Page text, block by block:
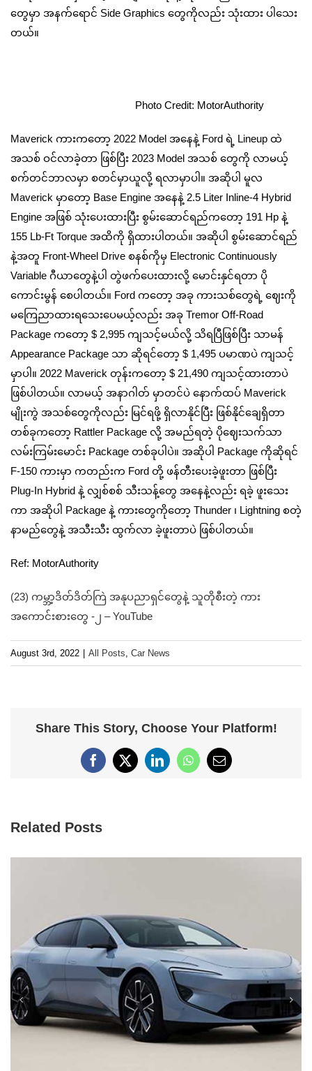
တွေမှာ အနက်ရောင် Side Graphics တွေကိုလည်း သုံးထား ပါသေး
တယ်။
Photo Credit: MotorAuthority
Maverick ကားကတော့ 2022 Model အနေနဲ့ Ford ရဲ့ Lineup ထဲ
အသစ် ဝင်လာခဲ့တာ ဖြစ်ပြီး 2023 Model အသစ် တွေကို လာမယ့်
စက်တင်ဘာလမှာ စတင်မှာယူလို့ ရလာမှာပါ။ အဆိုပါ မူလ
Maverick မှာတော့ Base Engine အနေနဲ့ 2.5 Liter Inline-4 Hybrid
Engine အဖြစ် သုံးပေးထားပြီး စွမ်းဆောင်ရည်ကတော့ 191 Hp နဲ့
155 Lb-Ft Torque အထိကို ရှိထားပါတယ်။ အဆိုပါ စွမ်းဆောင်ရည်
နဲ့အတူ Front-Wheel Drive စနစ်ကိုမှ Electronic Continuously
Variable ဂီယာတွေနဲ့ပါ တွဲဖက်ပေးထားလို့ မောင်းနှင်ရတာ ပို
ကောင်းမွန် စေပါတယ်။ Ford ကတော့ အခု ကားသစ်တွေရဲ့ ဈေးကို
မကြေညာထားရသေးပေမယ့်လည်း အခု Tremor Off-Road
Package ကတော့ $ 2,995 ကျသင့်မယ်လို့ သိရပြီဖြစ်ပြီး သာမန်
Appearance Package သာ ဆိုရင်တော့ $ 1,495 ပမာဏပဲ ကျသင့်
မှာပါ။ 2022 Maverick တုန်းကတော့ $ 21,490 ကျသင့်ထားတာပဲ
ဖြစ်ပါတယ်။ လာမယ့် အနာဂါတ် မှာတင်ပဲ နောက်ထပ် Maverick
မျိုးကွဲ အသစ်တွေကိုလည်း မြင်ရဖို့ ရှိလာနိုင်ပြီး ဖြစ်နိုင်ချေရှိတာ
တစ်ခုကတော့ Rattler Package လို့ အမည်ရတဲ့ ပိုဈေးသက်သာ
လမ်းကြမ်းမောင်း Package တစ်ခုပါပဲ။ အဆိုပါ Package ကိုဆိုရင်
F-150 ကားမှာ ကတည်းက Ford တို့ ဖန်တီးပေးခဲ့ဖူးတာ ဖြစ်ပြီး
Plug-In Hybrid နဲ့ လျှစ်စစ် သီးသန့်တွေ အနေနဲ့လည်း ရခဲ့ ဖူးသေး
ကာ အဆိုပါ Package နဲ့ ကားတွေကိုတော့ Thunder ၊ Lightning စတဲ့
နာမည်တွေနဲ့ အသီးသီး ထွက်လာ ခဲ့ဖူးတာပဲ ဖြစ်ပါတယ်။
Ref: MotorAuthority
(23) ကမ္ဘာ့ဒိတ်ဒိတ်ကြဲ အနုပညာရှင်တွေနဲ့ သူတိုစီးတဲ့ ကား
အကောင်းစားတွေ -၂ – YouTube
August 3rd, 2022 All Posts Car News
Share This Story, Choose Your Platform!
Facebook
X LinkedInWhatsApp
Email
Related Posts